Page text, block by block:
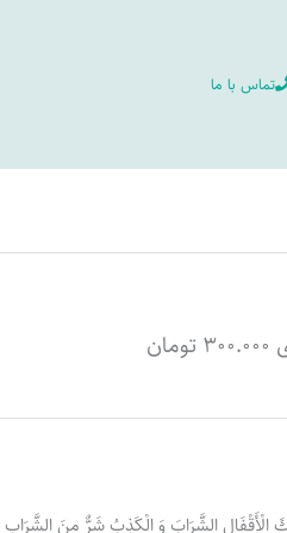
تماس با ما
الْأَقْفَالِ الشَّرَابَ وَ الْكَذِبُ شَرٌّ مِنَ الشَّرَابِ